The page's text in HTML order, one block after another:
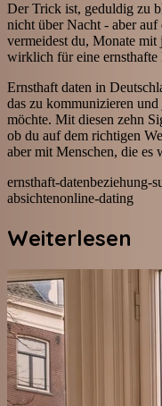
Der Trick ist, geduldig zu
nicht über Nacht - aber auf
vermeidest du, Monate mit
wirklich für eine ernsthafte
Ernsthaft daten in
das zu kommunizieren
möchte. Mit diesen zehn
ob du auf dem richtigen
aber mit Menschen, die es
ernsthaft-datenbeziehung-
absichtenonline-dating
Weiterlesen